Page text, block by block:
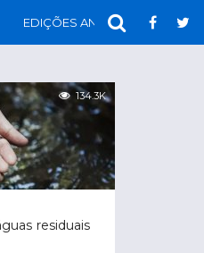
EDIÇÕES ANTERIORES
134.3K
residuais